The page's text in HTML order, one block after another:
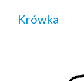
Krówka